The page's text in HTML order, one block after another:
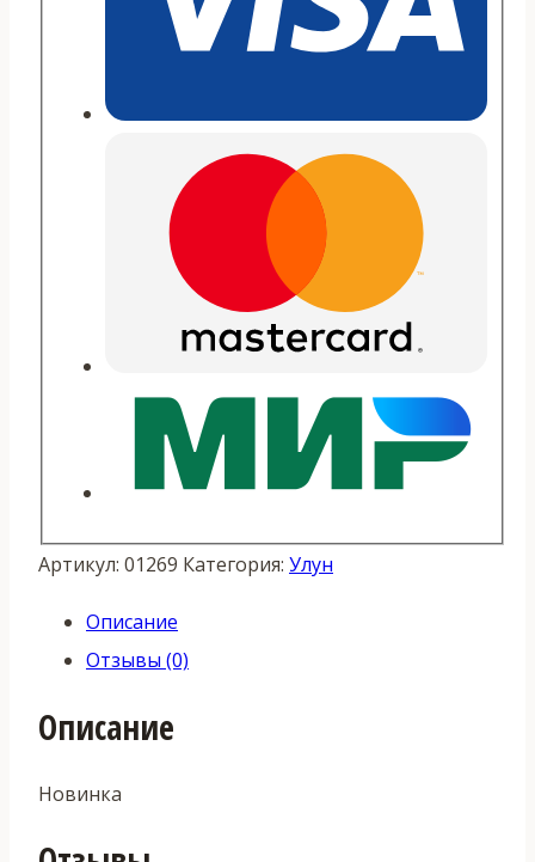
Артикул: 01269 Категория: Улун
Описание
Отзывы (0)
Описание
Новинка